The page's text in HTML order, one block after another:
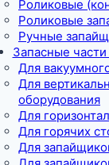
Роликовые
Роликовые
Ручные
Запасные
Для
Для
оборудования
Для
Для горячих
Для